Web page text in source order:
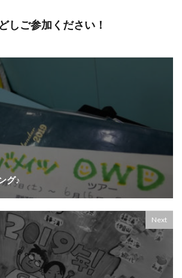
しご参加ください！
グ♪
Next